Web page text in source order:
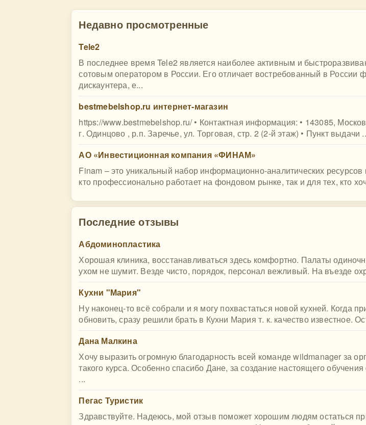
Недавно просмотренные
Tele2
В последнее время Tele2 является наиболее активным и
сотовым оператором в России. Его отличает востребованный в России
дискаунтера, е...
bestmebelshop.ru интернет-магазин
https://www.bestmebelshop.ru/ • Контактная информация: • 143085,
г. Одинцово , р.п. Заречье, ул. Торговая, стр. 2 (2-й этаж) • Пункт выдачи
АО «Инвестиционная компания «ФИНАМ»
Finam – это уникальный набор информационно-аналитических ресурсов
кто профессионально работает на фондовом рынке, так и для тех, кто
Последние отзывы
Абдоминопластика
Хорошая клиника, восстанавливаться здесь комфортно. Палаты
ухом не шумит. Везде чисто, порядок, персонал вежливый. На въезде
Кухни "Мария"
Ну наконец-то всё собрали и я могу похвастаться новой кухней. Когда
обновить, сразу решили брать в Кухни Мария т. к. качество известное.
Дана Малкина
Хочу выразить огромную благодарность всей команде wildmanager за
такого курса. Особенно спасибо Дане, за создание настоящего
...
Пегас Туристик
Здравствуйте. Надеюсь, мой отзыв поможет хорошим людям остаться